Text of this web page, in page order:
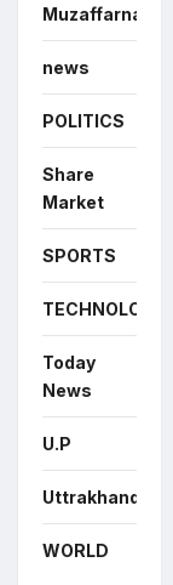
Muzaffarnagar
news
POLITICS
Share
Market
SPORTS
TECHNOLOGY
Today
News
U.P
Uttrakhand
WORLD